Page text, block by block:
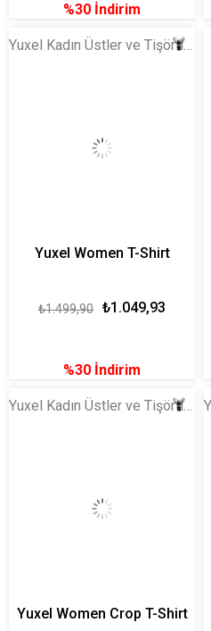
%30 İndirim
Yuxel Kadın Üstler ve Tişörtler
Yuxel Women T-Shirt
₺1.049,93
₺1.499,90
%30 İndirim
Yuxel Kadın Üstler ve Tişörtler
Yuxel Women Crop T-Shirt